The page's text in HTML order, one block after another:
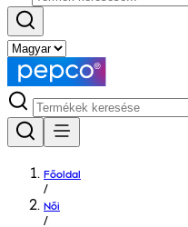
Főoldal
/
Női
/